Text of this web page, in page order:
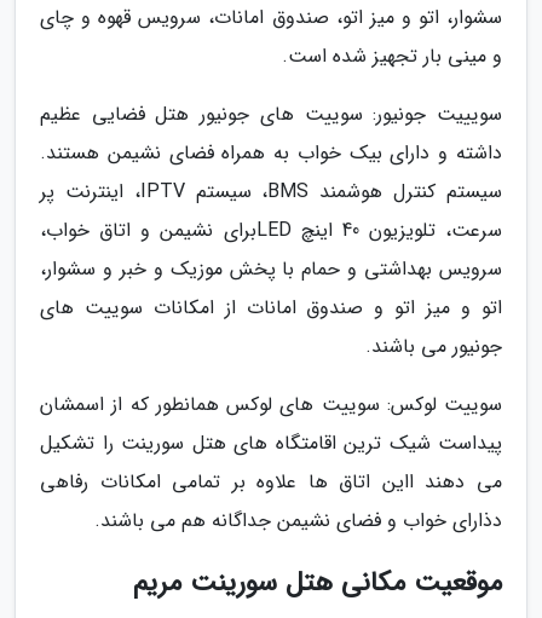
سشوار، اتو و میز اتو، صندوق امانات، سرویس قهوه و چای
و مینی بار تجهیز شده است.
سویییت جونیور: سوییت های جونیور هتل فضایی عظیم
داشته و دارای بیک خواب به همراه فضای نشیمن هستند.
سیستم کنترل هوشمند BMS، سیستم IPTV، اینترنت پر
سرعت، تلویزیون 40 اینچ LEDبرای نشیمن و اتاق خواب،
سرویس بهداشتی و حمام با پخش موزیک و خبر و سشوار،
اتو و میز اتو و صندوق امانات از امکانات سوییت های
جونیور می باشند.
سوییت لوکس: سوییت های لوکس همانطور که از اسمشان
پیداست شیک ترین اقامتگاه های هتل سورینت را تشکیل
می دهند ااین اتاق ها علاوه بر تمامی امکانات رفاهی
دذارای خواب و فضای نشیمن جداگانه هم می باشند.
موقعیت مکانی هتل سورینت مریم